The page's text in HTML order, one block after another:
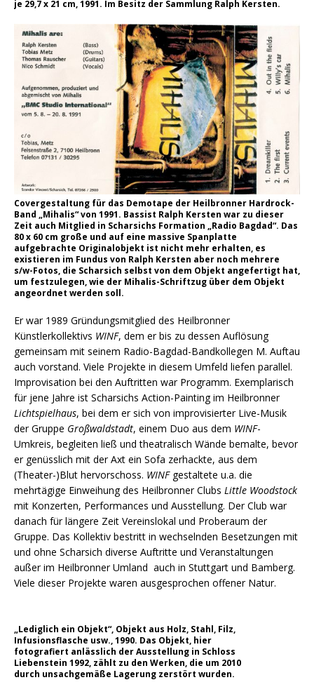
je 29,7 x 21 cm, 1991. Im Besitz der Sammlung Ralph Kersten.
Covergestaltung für das Demotape der Heilbronner Hardrock-
Band „Mihalis“ von 1991. Bassist Ralph Kersten war zu dieser
Zeit auch Mitglied in Scharsichs Formation „Radio Bagdad“. Das
80 x 60 cm große und auf eine massive Spanplatte
aufgebrachte Originalobjekt ist nicht mehr erhalten, es
existieren im Fundus von Ralph Kersten aber noch mehrere
s/w-Fotos, die Scharsich selbst von dem Objekt angefertigt hat,
um festzulegen, wie der Mihalis-Schriftzug über dem Objekt
angeordnet werden soll.
Er war 1989 Gründungsmitglied des Heilbronner
Künstlerkollektivs WINF, dem er bis zu dessen Auflösung
gemeinsam mit seinem Radio-Bagdad-Bandkollegen M. Auftau
auch vorstand. Viele Projekte in diesem Umfeld liefen parallel.
Improvisation bei den Auftritten war Programm. Exemplarisch
für jene Jahre ist Scharsichs Action-Painting im Heilbronner
Lichtspielhaus, bei dem er sich von improvisierter Live-Musik
der Gruppe Großwaldstadt, einem Duo aus dem WINF-
Umkreis, begleiten ließ und theatralisch Wände bemalte, bevor
er genüsslich mit der Axt ein Sofa zerhackte, aus dem
(Theater-)Blut hervorschoss. WINFgestaltete u.a. die
mehrtägige Einweihung des Heilbronner Clubs Little Woodstock
mit Konzerten, Performances und Ausstellung. Der Club war
danach für längere Zeit Vereinslokal und Proberaum der
Gruppe. Das Kollektiv bestritt in wechselnden Besetzungen mit
und ohne Scharsich diverse Auftritte und Veranstaltungen
außer im Heilbronner Umland auch in Stuttgart und Bamberg.
Viele dieser Projekte waren ausgesprochen offener Natur.
„Lediglich ein Objekt“, Objekt aus Holz, Stahl, Filz,
Infusionsflasche usw., 1990. Das Objekt, hier
fotografiert anlässlich der Ausstellung in Schloss
Liebenstein 1992, zählt zu den Werken, die um 2010
durch unsachgemäße Lagerung zerstört wurden.